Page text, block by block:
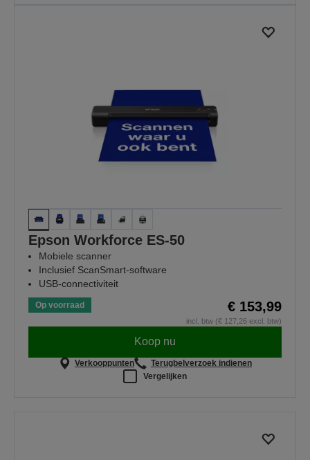
Epson Workforce ES-50
Mobiele scanner
Inclusief ScanSmart-software
USB-connectiviteit
Op voorraad € 153,99
incl. btw (€ 127,26 excl. btw)
Koop nu
Verkooppunten
Terugbelverzoek indienen
Vergelijken